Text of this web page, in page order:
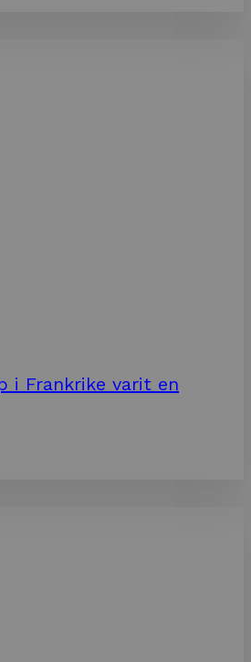
i Frankrike varit en